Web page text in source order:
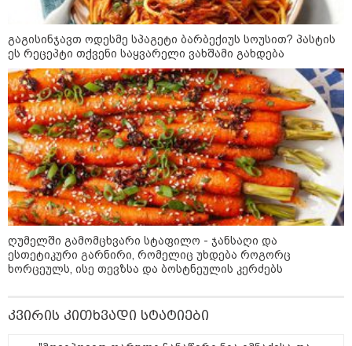
09:00 / 07-08-2026
18 წელი აგვისტოს ომიდან - ტრაგიკული
მოვლენების ქრონოლოგია, რომელიც
გაგისინჯავთ ოდესმე სპაგეტი ბარბექიუს სოუსით? პასტის
ეს რეცეპტი თქვენი საყვარელი ვახშამი გახდება
ღუმელში გამომცხვარი სტაფილო - ჯანსაღი და
ესთეტიკური გარნირი, რომელიც უხდება როგორც
ხორცეულს, ისე თევზსა და ბოსტნეულის კერძებს
კვირის კითხვადი სტატიები